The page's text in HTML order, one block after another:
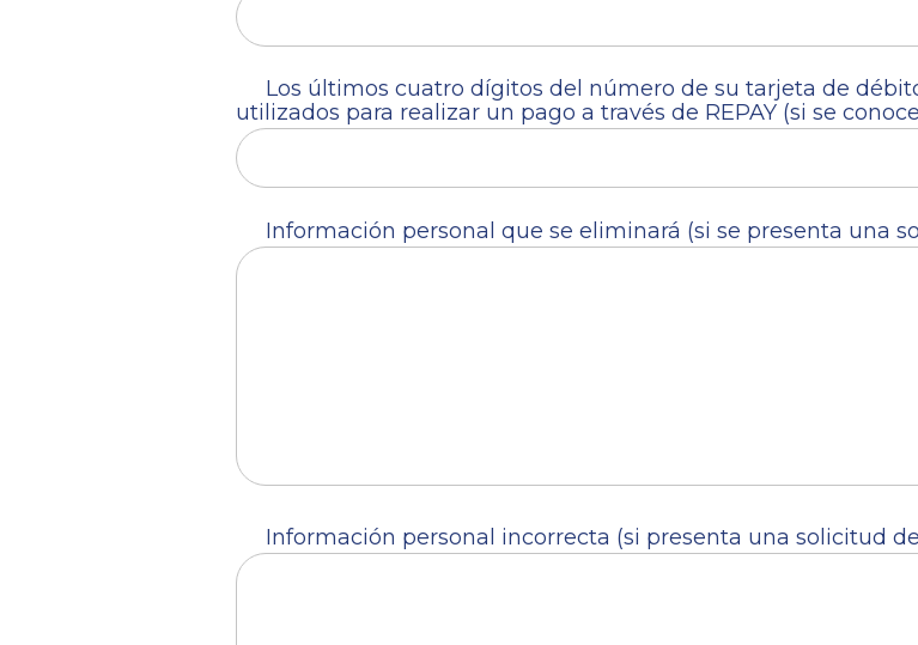
Los últimos cuatro dígitos del número de su tarjeta de
utilizados para realizar un pago a través de REPAY (si se
Información personal que se eliminará (si se presenta una
Información personal incorrecta (si presenta una solicitud